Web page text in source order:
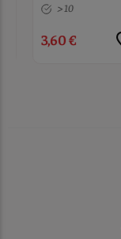
> 10
3,60 €